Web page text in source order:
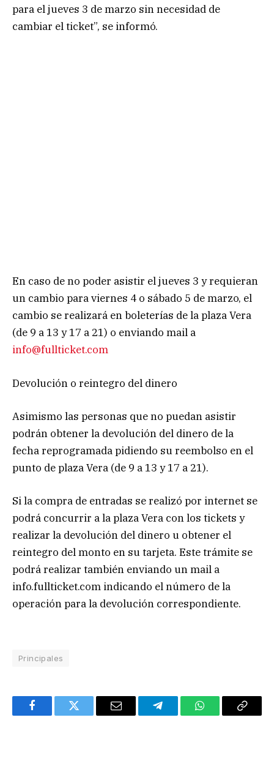
para el jueves 3 de marzo sin necesidad de
cambiar el ticket”, se informó.
En caso de no poder asistir el jueves 3 y requieran
un cambio para viernes 4 o sábado 5 de marzo, el
cambio se realizará en boleterías de la plaza Vera
(de 9 a 13 y 17 a 21) o enviando mail a
info@fullticket.com
Devolución o reintegro del dinero
Asimismo las personas que no puedan asistir
podrán obtener la devolución del dinero de la
fecha reprogramada pidiendo su reembolso en el
punto de plaza Vera (de 9 a 13 y 17 a 21).
Si la compra de entradas se realizó por internet se
podrá concurrir a la plaza Vera con los tickets y
realizar la devolución del dinero u obtener el
reintegro del monto en su tarjeta. Este trámite se
podrá realizar también enviando un mail a
info.fullticket.com indicando el número de la
operación para la devolución correspondiente.
Principales
FacebookTwitter Email TelegramWhatsAppCopy